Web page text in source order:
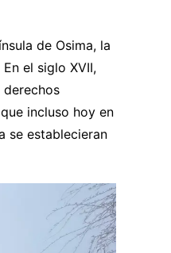
de Osima, la
el siglo XVII,
incluso hoy en
se establecieran